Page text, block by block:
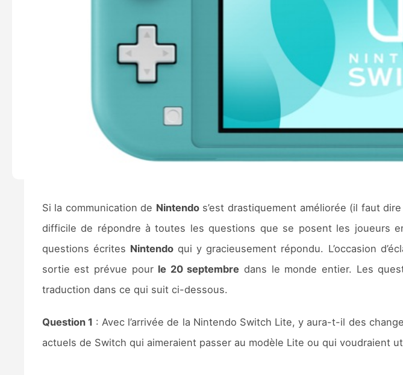
Si la communication de Nintendos’est drastiquement améliorée (il faut
difficile de répondre à toutes les questions que se posent les joueurs
questions écrites Nintendoqui y gracieusement répondu. L’occasion
sortie est prévue pour le 20 septembre dans le monde entier. Les
traduction dans ce qui suit ci-dessous.
Question 1 : Avec l’arrivée de la Nintendo Switch Lite, y aura-t-il des
actuels de Switch qui aimeraient passer au modèle Lite ou qui voudraient